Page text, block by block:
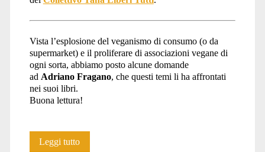
Vista l’esplosione del veganismo di consumo (o da
supermarket) e il proliferare di associazioni vegane di
ogni sorta, abbiamo posto alcune domande
ad Adriano Fragano, che questi temi li ha affrontati
nei suoi libri.
Buona lettura!
Leggi tuttoVeganismo